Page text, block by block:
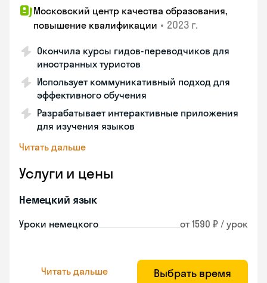
Московский центр качества образования,
повышение квалификации • 2023 г.
Окончила курсы гидов-переводчиков для
иностранных туристов
Использует коммуникативный подход для
эффективного обучения
Разрабатывает интерактивные приложения
для изучения языков
Читать дальше
Услуги и цены
Немецкий язык
Уроки немецкого от 1590 ₽ / урок
Читать дальше Выбрать время